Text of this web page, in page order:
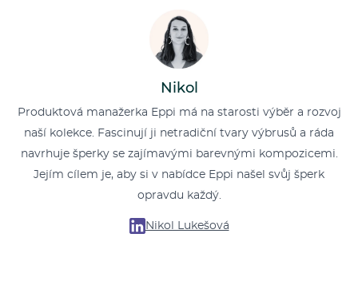
Nikol
Produktová manažerka Eppi má na starosti výběr a rozvoj
naší kolekce. Fascinují ji netradiční tvary výbrusů a ráda
navrhuje šperky se zajímavými barevnými kompozicemi.
Jejím cílem je, aby si v nabídce Eppi našel svůj šperk
opravdu každý.
Nikol Lukešová